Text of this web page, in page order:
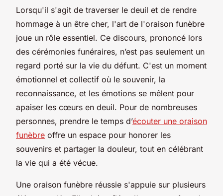
Lorsqu'il s'agit de traverser le deuil et de rendre
hommage à un être cher, l'art de l'oraison funèbre
joue un rôle essentiel. Ce discours, prononcé lors
des cérémonies funéraires, n’est pas seulement un
regard porté sur la vie du défunt. C'est un moment
émotionnel et collectif où le souvenir, la
reconnaissance, et les émotions se mêlent pour
apaiser les cœurs en deuil. Pour de nombreuses
personnes, prendre le temps d’écouter une oraison
funèbre offre un espace pour honorer les
souvenirs et partager la douleur, tout en célébrant
la vie qui a été vécue.
Une oraison funèbre réussie s'appuie sur plusieurs